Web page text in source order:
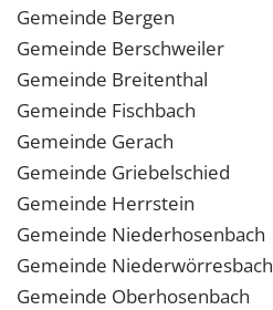
Gemeinde Bergen
Gemeinde Berschweiler
Gemeinde Breitenthal
Gemeinde Fischbach
Gemeinde Gerach
Gemeinde Griebelschied
Gemeinde Herrstein
Gemeinde Niederhosenbach
Gemeinde Niederwörresbach
Gemeinde Oberhosenbach